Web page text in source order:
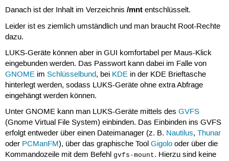
Danach ist der Inhalt im Verzeichnis /mntentschlüsselt.
Leider ist es ziemlich umständlich und man braucht Root-Rechte
dazu.
LUKS-Geräte können aber in GUI komfortabel per Maus-Klick
eingebunden werden. Das Passwort kann dabei im Falle von
GNOMEim Schlüsselbund, bei KDEin der KDE Brieftasche
hinterlegt werden, sodass LUKS-Geräte ohne extra Abfrage
eingehängt werden können.
Unter GNOME kann man LUKS-Geräte mittels des GVFS
(Gnome Virtual File System) einbinden. Das Einbinden ins GVFS
erfolgt entweder über einen Dateimanager (z. B. Nautilus, Thunar
oder PCManFM), über das graphische Tool Gigolooder über die
Kommandozeile mit dem Befehl gvfs-mount. Hierzu sind keine